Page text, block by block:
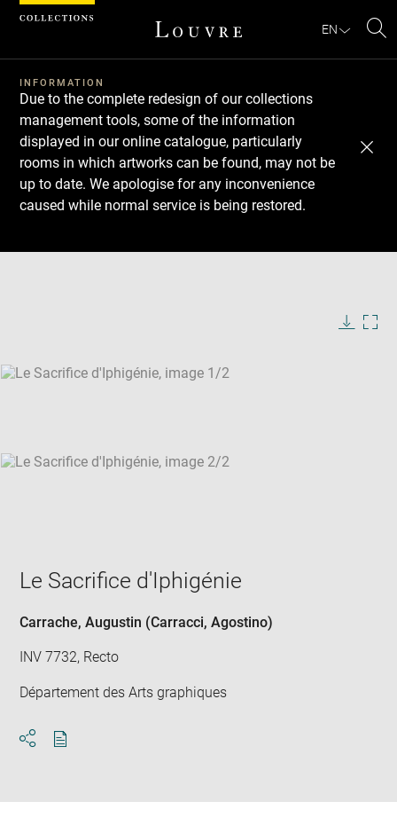
EN
INFORMATION
Due to the complete redesign of our collections
management tools, some of the information
displayed in our online catalogue, particularly
rooms in which artworks can be found, may not be
up to date. We apologise for any inconvenience
caused while normal service is being restored.
SKIP IMAGE CAROUSEL
Download
Next
Previous
Le Sacrifice d'Iphigénie
Carrache, Augustin (Carracci, Agostino)
INV 7732, Recto
Département des Arts graphiques
Cookies management panel